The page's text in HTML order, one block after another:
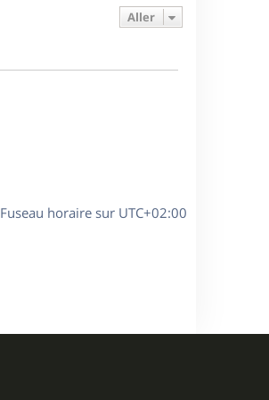
Aller
Fuseau horaire sur UTC+02:00